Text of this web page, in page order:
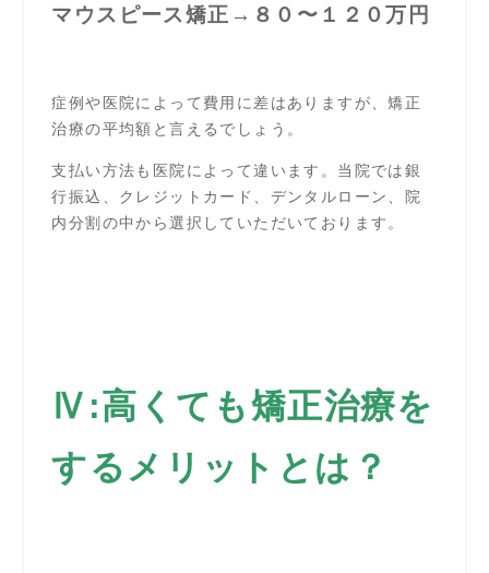
マウスピース矯正→８０〜１２０万円
症例や医院によって費用に差はありますが、矯正
治療の平均額と言えるでしょう。
支払い方法も医院によって違います。当院では銀
行振込、クレジットカード、デンタルローン、院
内分割の中から選択していただいております。
Ⅳ:高くても矯正治療を
するメリットとは？